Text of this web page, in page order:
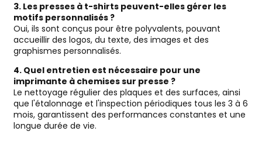
3. Les presses à t-shirts peuvent-elles gérer les
motifs personnalisés ?
Oui, ils sont conçus pour être polyvalents, pouvant
accueillir des logos, du texte, des images et des
graphismes personnalisés.
4. Quel entretien est nécessaire pour une
imprimante à chemises sur presse ?
Le nettoyage régulier des plaques et des surfaces, ainsi
que l'étalonnage et l'inspection périodiques tous les 3 à 6
mois, garantissent des performances constantes et une
longue durée de vie.